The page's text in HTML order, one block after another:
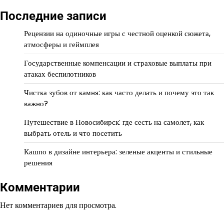
Последние записи
Рецензии на одиночные игры с честной оценкой сюжета,
атмосферы и геймплея
Государственные компенсации и страховые выплаты при
атаках беспилотников
Чистка зубов от камня: как часто делать и почему это так
важно?
Путешествие в Новосибирск: где сесть на самолет, как
выбрать отель и что посетить
Кашпо в дизайне интерьера: зеленые акценты и стильные
решения
Комментарии
Нет комментариев для просмотра.